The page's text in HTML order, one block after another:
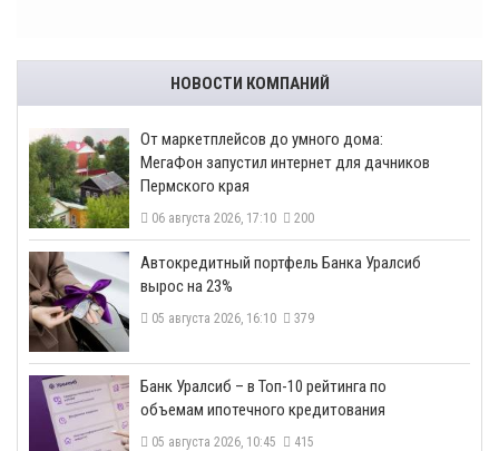
НОВОСТИ КОМПАНИЙ
От маркетплейсов до умного дома:
МегаФон запустил интернет для дачников
Пермского края
06 августа 2026, 17:10 200
​Автокредитный портфель Банка Уралсиб
вырос на 23%
05 августа 2026, 16:10 379
​Банк Уралсиб – в Топ-10 рейтинга по
объемам ипотечного кредитования
05 августа 2026, 10:45 415